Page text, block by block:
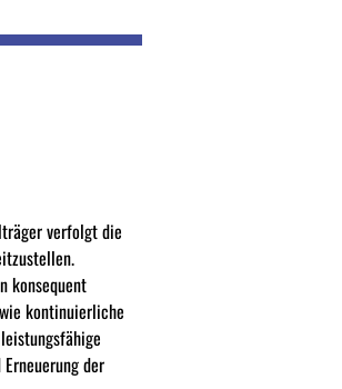
verfolgt die
konsequent
kontinuierliche
der